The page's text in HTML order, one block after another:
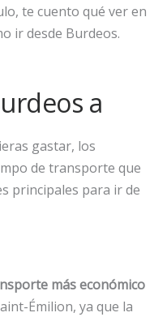
te cuento qué ver en
ir desde Burdeos.
a
gastar, los
de transporte que
principales para ir de
más económico
Émilion, ya que la